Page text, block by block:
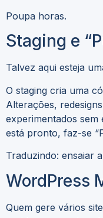
Poupa horas.
Staging e
Talvez aqui esteja
O staging cria uma
Alterações,
experimentados
está pronto, faz-se
Traduzindo: ensaiar
WordPress
Quem gere vários